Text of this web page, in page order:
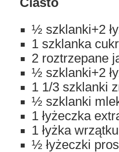
½ szklanki+2
1 szklanka
2 roztrzepane
½ szklanki+2
1 1/3 szklanki
½ szklanki
1 łyżeczka
1 łyżka wrzątku
½ łyżeczki